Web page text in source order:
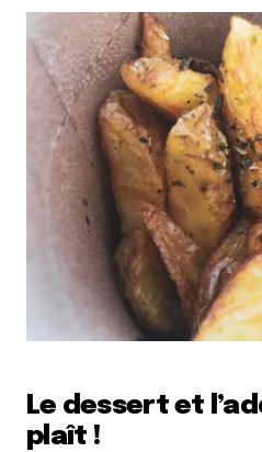
Le dessert et
plaît !